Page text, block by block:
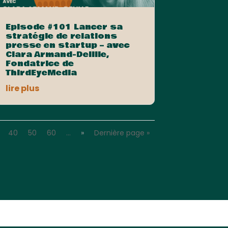
Episode #101 Lancer sa
stratégie de relations
presse en startup – avec
Clara Armand-Delille,
Fondatrice de
ThirdEyeMedia
lire plus
40 50 60 … » Dernière page »